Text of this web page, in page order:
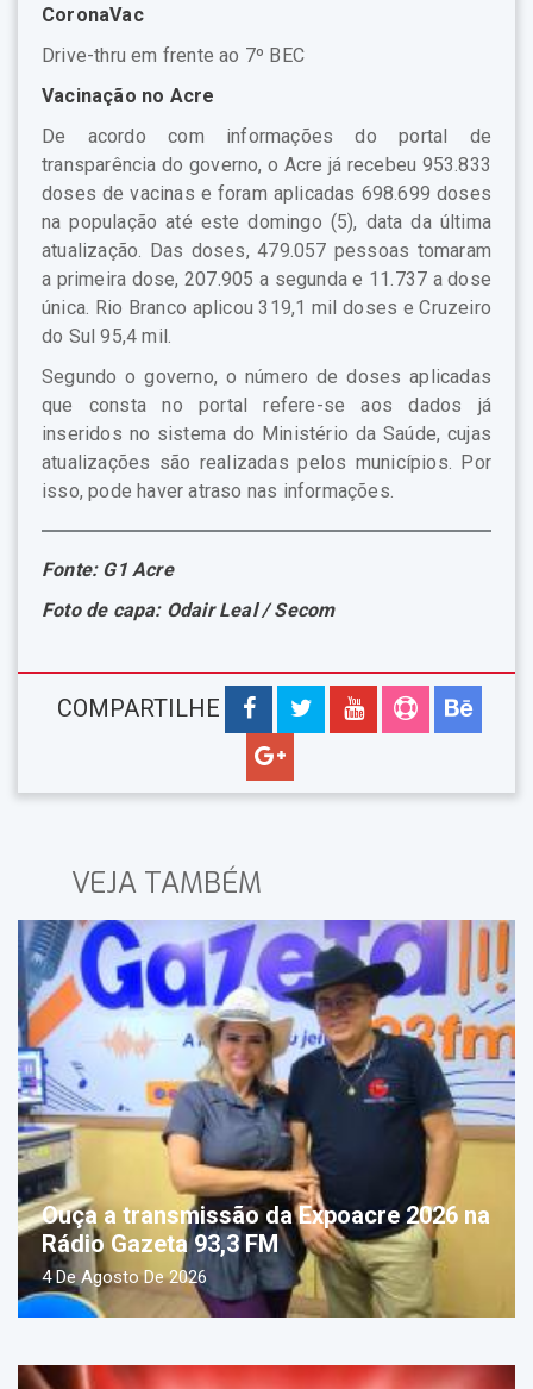
CoronaVac
Drive-thru em frente ao 7º BEC
Vacinação no Acre
De acordo com informações do portal de
transparência do governo, o Acre já recebeu 953.833
doses de vacinas e foram aplicadas 698.699 doses
na população até este domingo (5), data da última
atualização. Das doses, 479.057 pessoas tomaram
a primeira dose, 207.905 a segunda e 11.737 a dose
única. Rio Branco aplicou 319,1 mil doses e Cruzeiro
do Sul 95,4 mil.
Segundo o governo, o número de doses aplicadas
que consta no portal refere-se aos dados já
inseridos no sistema do Ministério da Saúde, cujas
atualizações são realizadas pelos municípios. Por
isso, pode haver atraso nas informações.
Fonte: G1 Acre
Foto de capa: Odair Leal / Secom
COMPARTILHE
VEJA TAMBÉM
Ouça a transmissão da Expoacre 2026 na
Rádio Gazeta 93,3 FM
4 De Agosto De 2026